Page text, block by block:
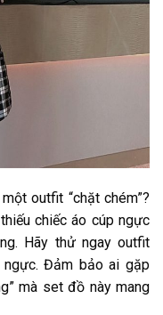
outfit “chặt chém”?
chiếc áo cúp ngực
Hãy thử ngay outfit
ngực. Đảm bảo ai gặp
mà set đồ này mang